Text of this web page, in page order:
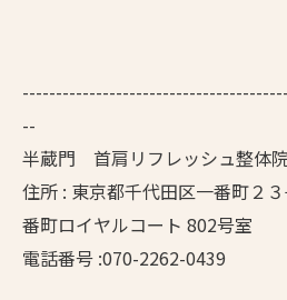
--
半蔵門 首肩リフレッシュ整体院
住所 : 東京都千代田区一番町２３
番町ロイヤルコート 802号室
電話番号 :070-2262-0439